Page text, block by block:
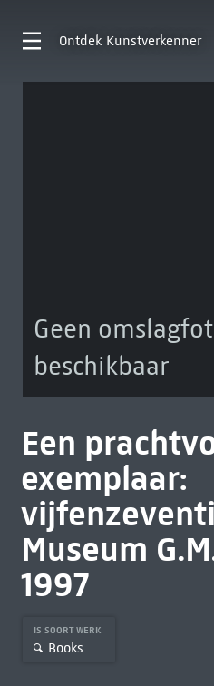
Ontdek Kunstverkenner
Geen
beschikbaar
Een
exemplaar:
Museum
1997
IS SOORT WERK
Books